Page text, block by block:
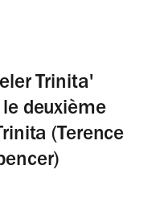
Trinita'
deuxième
(Terence